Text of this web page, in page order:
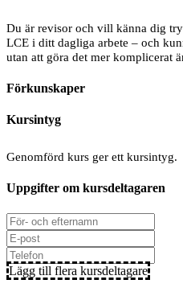
Du är revisor och vill känna dig
LCE i ditt dagliga arbete – och
utan att göra det mer komplicerat
Förkunskaper
Kursintyg
Genomförd kurs ger ett kursintyg.
Uppgifter om kursdeltagaren
Lägg till flera kursdeltagare